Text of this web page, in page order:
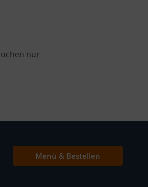
nur
Menü & Bestellen